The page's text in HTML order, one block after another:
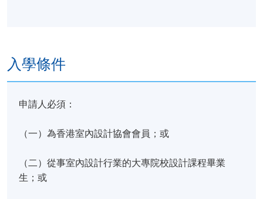
入學條件
申請人必須：
（一）為香港室內設計協會會員；或
（二）從事室內設計行業的大專院校設計課程畢業
生；或